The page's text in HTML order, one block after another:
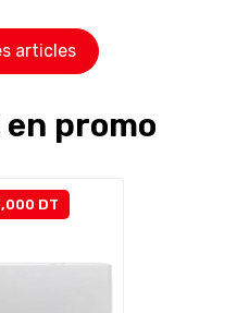
articles
promo
DT